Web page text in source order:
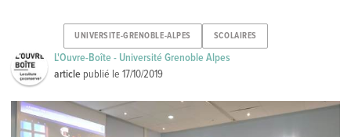
UNIVERSITE-GRENOBLE-ALPES SCOLAIRES
L'Ouvre-Boîte - Université Grenoble Alpes
article publié le17/10/2019